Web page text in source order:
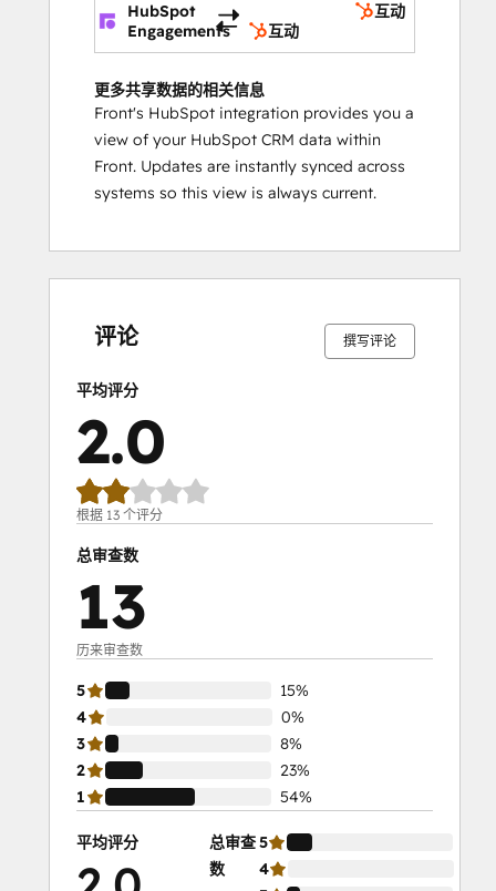
HubSpot
Engagements
互动
互动
更多共享数据的相关信息
Front's HubSpot integration provides you a
view of your HubSpot CRM data within
Front. Updates are instantly synced across
systems so this view is always current.
评论 撰写评论
平均评分
2.0
根据 13 个评分
总审查数
13
历来审查数
5
成
15%
4
成
0%
3
成
8%
2
成
23%
1
54%
平均评分
总审查
数
5
4
成